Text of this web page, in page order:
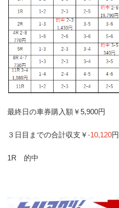
最終日の車券購入額￥5,900円
３日目までの合計収支￥-10,120円
1R 的中